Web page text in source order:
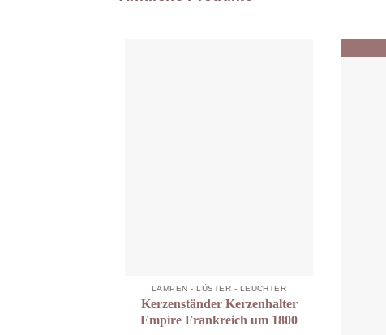
LAMPEN - LÜSTER - LEUCHTER
Kerzenständer Kerzenhalter
Empire Frankreich um 1800